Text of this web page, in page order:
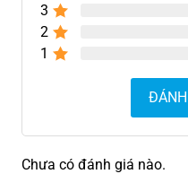
3
2
1
ĐÁNH
Chưa có đánh giá nào.